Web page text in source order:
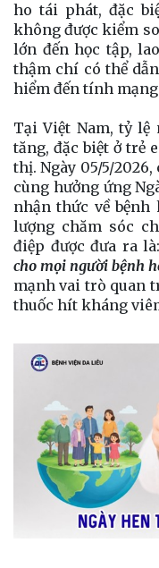
ho tái phát, đặc
không được kiểm
lớn đến học tập,
thậm chí có thể
hiểm đến tính
Tại Việt Nam, tỷ lệ
tăng, đặc biệt ở trẻ
thị. Ngày 05/5/
cùng hưởng ứng
nhận thức về bệnh
lượng chăm sóc
điệp được đưa ra là:
cho mọi người bệnh
mạnh vai trò quan
thuốc hít kháng